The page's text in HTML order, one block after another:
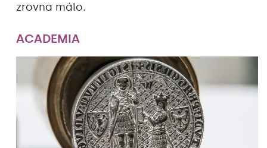
zrovna málo.
ACADEMIA